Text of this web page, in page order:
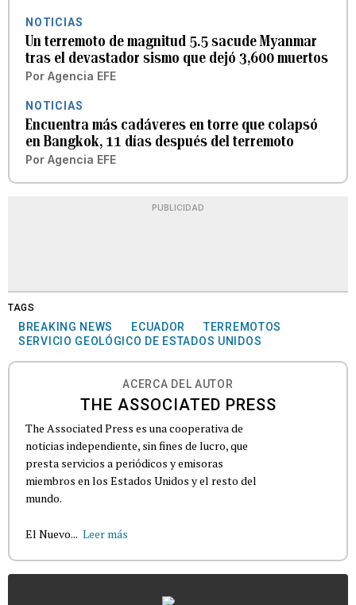
NOTICIAS
Un terremoto de magnitud 5.5 sacude Myanmar
tras el devastador sismo que dejó 3,600 muertos
Por Agencia EFE
NOTICIAS
Encuentra más cadáveres en torre que colapsó
en Bangkok, 11 días después del terremoto
Por Agencia EFE
PUBLICIDAD
TAGS
BREAKING NEWS ECUADOR
TERREMOTOS
SERVICIO GEOLÓGICO DE ESTADOS UNIDOS
ACERCA DEL AUTOR
THE ASSOCIATED PRESS
The Associated Press es una cooperativa de
noticias independiente, sin fines de lucro, que
presta servicios a periódicos y emisoras
miembros en los Estados Unidos y el resto del
mundo.
El Nuevo... Leer más